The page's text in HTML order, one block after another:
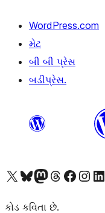
WordPress.com
મેટ
બી બી પ્રેસ
બડીપ્રેસ.
અમારા X (અગાઉ ટ્વિટર) એકાઉન્ટની મુલાકાત લોઅમારા Bluesky એકાઉન્ટની મુલાકાત લોઅમારા માસ્ટોડોન એકાઉન્ટની મુલાકાત લોઅમારા Threads એકાઉન્ટની મુલાકાત લો અમારા ફેસબુક પેજની મુલાકાત લોઅમારા ઇન્સ્ટાગ્રામ એકાઉન્ટની મુલાકાત લો અમારા LinkedIn એકાઉન્ટની મુલાકાત લો
કોડ કવિતા છે.